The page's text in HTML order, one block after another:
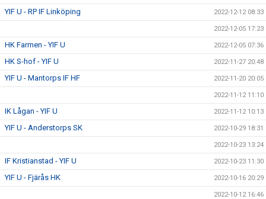
YIF U - RP IF Linköping 2022-12-12 08:33
2022-12-05 17:23
HK Farmen - YIF U 2022-12-05 07:36
HK S-hof - YIF U 2022-11-27 20:48
YIF U - Mantorps IF HF 2022-11-20 20:05
2022-11-12 11:10
IK Lågan - YIF U 2022-11-12 10:13
YIF U - Anderstorps SK 2022-10-29 18:31
2022-10-23 13:24
IF Kristianstad - YIF U 2022-10-23 11:30
YIF U - Fjärås HK 2022-10-16 20:29
2022-10-12 16:46